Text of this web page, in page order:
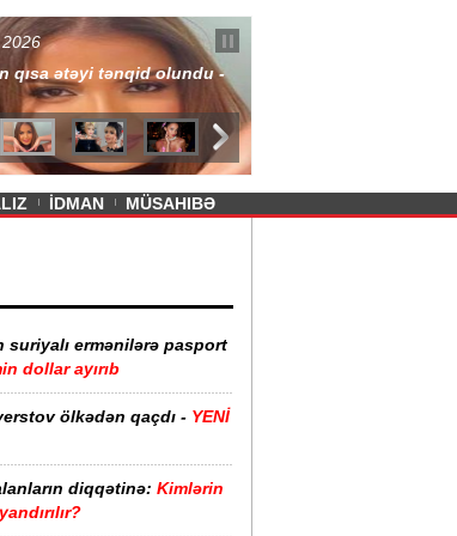
qısa ətəyi tənqid olundu -
İDMAN MÜSAHIBƏ
suriyalı ermənilərə pasport
dollar ayırıb
ölkədən qaçdı - YENİ
diqqətinə: Kimlərin